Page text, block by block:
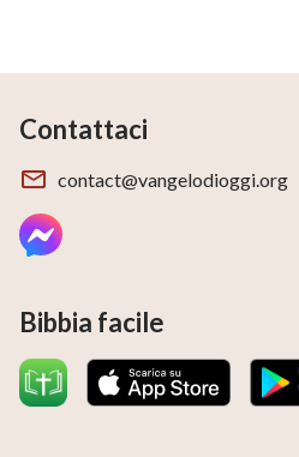
Contattaci
contact@vangelodioggi.org
Bibbia facile